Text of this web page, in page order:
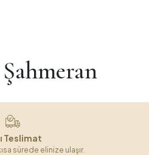
Teslimat
sürede elinize ulaşır.